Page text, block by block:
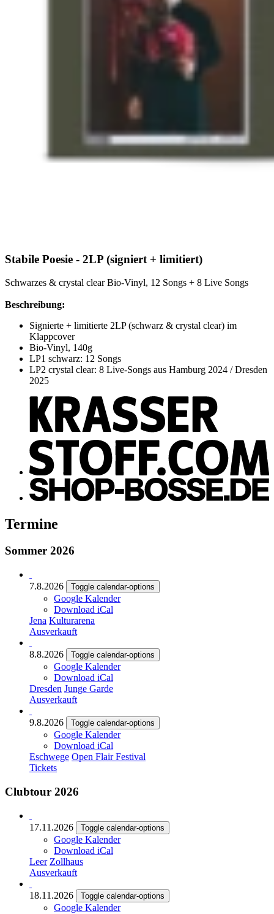
Stabile Poesie - 2LP (signiert + limitiert)
Schwarzes & crystal clear Bio-Vinyl, 12 Songs + 8 Live Songs
Beschreibung:
Signierte + limitierte 2LP (schwarz & crystal clear) im
Klappcover
Bio-Vinyl, 140g
LP1 schwarz: 12 Songs
LP2 crystal clear: 8 Live-Songs aus Hamburg 2024 / Dresden
2025
Termine
Sommer 2026
7.8.2026 Toggle calendar-options
Google Kalender
Download iCal
Jena Kulturarena
Ausverkauft
8.8.2026 Toggle calendar-options
Google Kalender
Download iCal
Dresden Junge Garde
Ausverkauft
9.8.2026 Toggle calendar-options
Google Kalender
Download iCal
Eschwege Open Flair Festival
Tickets
Clubtour 2026
17.11.2026 Toggle calendar-options
Google Kalender
Download iCal
Leer Zollhaus
Ausverkauft
18.11.2026 Toggle calendar-options
Google Kalender